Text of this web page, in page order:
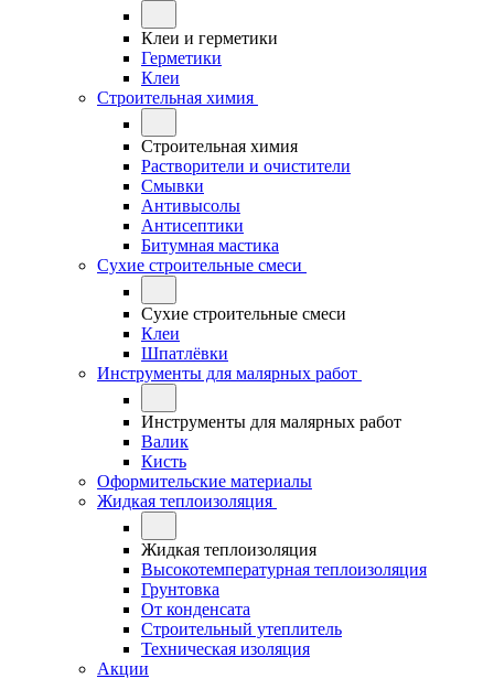
Клеи и герметики
Герметики
Клеи
Строительная химия
Строительная химия
Растворители и очистители
Смывки
Антивысолы
Антисептики
Битумная мастика
Сухие строительные смеси
Сухие строительные смеси
Клеи
Шпатлёвки
Инструменты для малярных работ
Инструменты для малярных работ
Валик
Кисть
Оформительские материалы
Жидкая теплоизоляция
Жидкая теплоизоляция
Высокотемпературная теплоизоляция
Грунтовка
От конденсата
Строительный утеплитель
Техническая изоляция
Акции